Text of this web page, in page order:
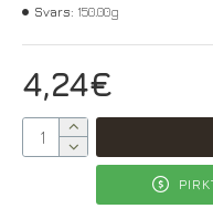
4,24€
Svars: 150.00g